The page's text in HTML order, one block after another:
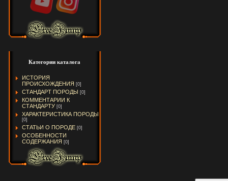
Категории каталога
ИСТОРИЯ
ПРОИСХОЖДЕНИЯ [0]
СТАНДАРТ ПОРОДЫ [0]
КОММЕНТАРИИ К
СТАНДАРТУ [0]
ХАРАКТЕРИСТИКА ПОРОДЫ
[0]
СТАТЬИ О ПОРОДЕ [0]
ОСОБЕННОСТИ
СОДЕРЖАНИЯ [0]